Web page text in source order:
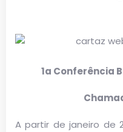
1a Conferência
A partir de janeiro de